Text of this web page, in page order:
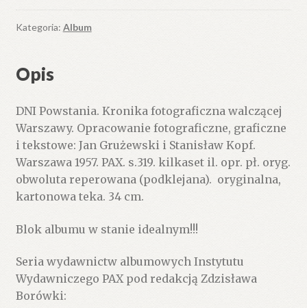
Kategoria: Album
Opis
DNI Powstania. Kronika fotograficzna walczącej
Warszawy. Opracowanie fotograficzne, graficzne
i tekstowe: Jan Grużewski i Stanisław Kopf.
Warszawa 1957. PAX. s.319. kilkaset il. opr. pł. oryg.
obwoluta reperowana (podklejana). oryginalna,
kartonowa teka. 34 cm.
Blok albumu w stanie idealnym!!!
Seria wydawnictw albumowych Instytutu
Wydawniczego PAX pod redakcją Zdzisława
Borówki: